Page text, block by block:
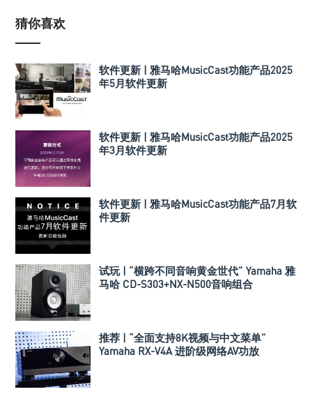
猜你喜欢
软件更新 | 雅马哈MusicCast功能产品2025
年5月软件更新
软件更新 | 雅马哈MusicCast功能产品2025
年3月软件更新
软件更新 | 雅马哈MusicCast功能产品7月软
件更新
试玩 | “横跨不同音响黄金世代” Yamaha 雅
马哈 CD-S303+NX-N500音响组合
推荐 | “全面支持8K视频与中文菜单”
Yamaha RX-V4A 进阶级网络AV功放